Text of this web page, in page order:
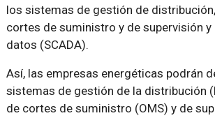
los sistemas de gestión de
cortes de suministro y de supervisión
datos (SCADA).
Así, las empresas energéticas podrán
sistemas de gestión de la distribución
de cortes de suministro (OMS) y de